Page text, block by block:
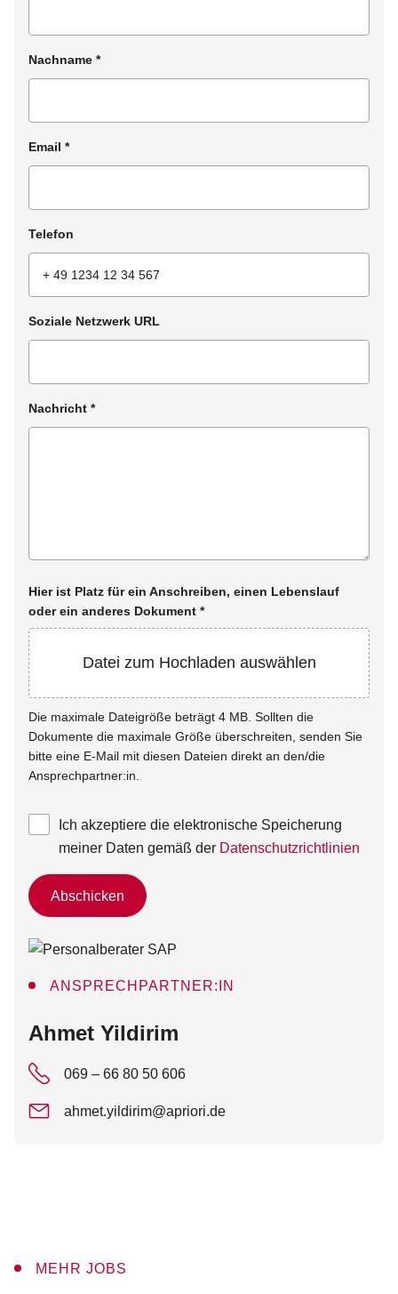
Nachname *
Email *
Telefon
Soziale Netzwerk URL
Nachricht *
Hier ist Platz für ein Anschreiben, einen Lebenslauf
oder ein anderes Dokument *
Datei zum Hochladen auswählen
Die maximale Dateigröße beträgt 4 MB. Sollten die
Dokumente die maximale Größe überschreiten, senden Sie
bitte eine E-Mail mit diesen Dateien direkt an den/die
Ansprechpartner:in.
Ich akzeptiere die elektronische Speicherung
meiner Daten gemäß der Datenschutzrichtlinien
Abschicken
ANSPRECHPARTNER:IN
:
Ahmet Yildirim
069 – 66 80 50 606
ahmet.yildirim@apriori.de
MEHR JOBS